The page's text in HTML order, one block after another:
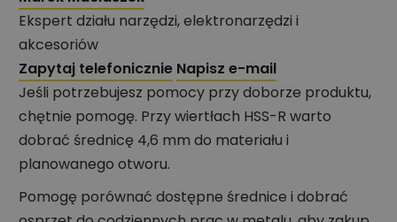
Ekspert działu narzędzi, elektronarzędzi i
akcesoriów
Zapytaj telefonicznie Napisz e-mail
Jeśli potrzebujesz pomocy przy doborze produktu,
chętnie pomogę. Przy wiertłach HSS-R warto
dobrać średnicę 4,6 mm do materiału i
planowanego otworu.
Pomogę porównać dostępne średnice i dobrać